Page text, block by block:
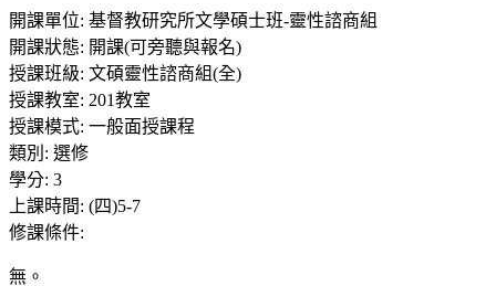
開課單位: 基督教研究所文學碩士班-靈性諮商組
開課狀態: 開課(可旁聽與報名)
授課班級: 文碩靈性諮商組(全)
授課教室: 201教室
授課模式: 一般面授課程
類別 : 選修
學分: 3
上課時間: (四)5-7
修課條件:
無。